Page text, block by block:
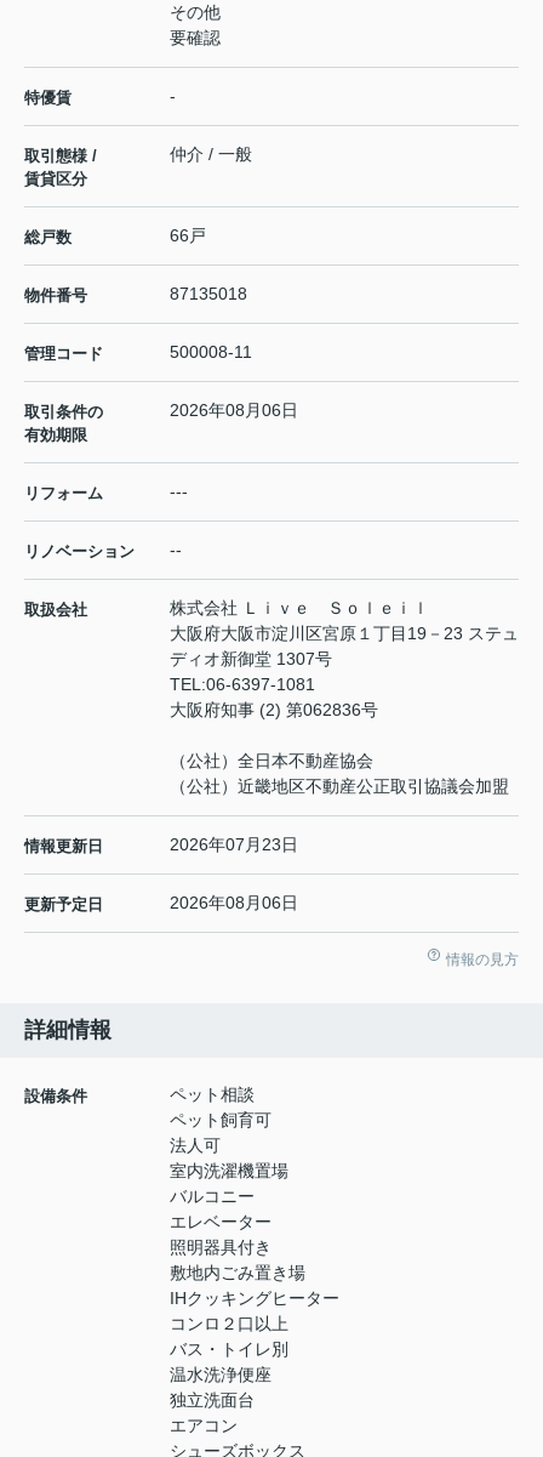
その他
要確認
特優賃 -
取引態様 /
賃貸区分
仲介 / 一般
総戸数 66戸
物件番号 87135018
管理コード 500008-11
取引条件の
有効期限
2026年08月06日
リフォーム ---
リノベーション --
取扱会社
株式会社 Ｌｉｖｅ Ｓｏｌｅｉｌ
大阪府大阪市淀川区宮原１丁目19－23 ステュ
ディオ新御堂 1307号
TEL:06-6397-1081
大阪府知事 (2) 第062836号
（公社）全日本不動産協会
（公社）近畿地区不動産公正取引協議会加盟
情報更新日 2026年07月23日
更新予定日 2026年08月06日
情報の見方
詳細情報
設備条件
ペット相談
ペット飼育可
法人可
室内洗濯機置場
バルコニー
エレベーター
照明器具付き
敷地内ごみ置き場
IHクッキングヒーター
コンロ２口以上
バス・トイレ別
温水洗浄便座
独立洗面台
エアコン
シューズボックス